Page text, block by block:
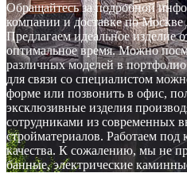
Обращайтесь за подробной
компании и доставке по
Предлагаем идеальное изделие
оптимальное время. Можно
различных моделей в
для связи со специалистом
форме или позвонить в офис,
эксклюзивные изделия
сотрудниками из современных
стройматериалов. Работаем
качества. К сожалению, мы не
банные, электрические